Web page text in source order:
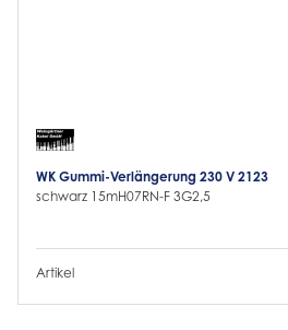
WK Gummi-Verlängerung 230 V 2123
schwarz 15mH07RN-F 3G2,5
Artikel